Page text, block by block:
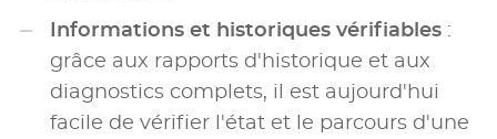
Informations et historiques vérifiables :
grâce aux rapports d'historique et aux
diagnostics complets, il est aujourd'hui
facile de vérifier l'état et le parcours d'une